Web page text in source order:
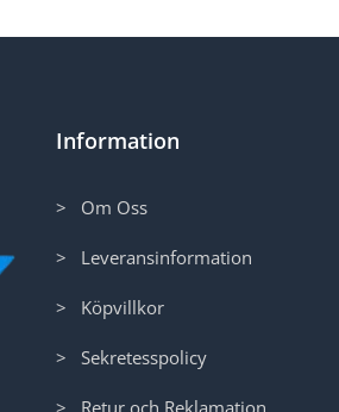
Information
> Om Oss
> Leveransinformation
> Köpvillkor
> Sekretesspolicy
> Retur och Reklamation